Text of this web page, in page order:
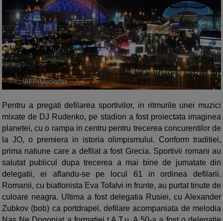
Pentru a pregati defilarea sportivilor, in ritmurile unei muzici
mixate de DJ Rudenko, pe stadion a fost proiectata imaginea
planetei, cu o rampa in centru pentru trecerea concurentilor de
la JO, o premiera in istoria olimpismului. Conform traditiei,
prima natiune care a defilat a fost Grecia. Sportivii romani au
salutat publicul dupa trecerea a mai bine de jumatate din
delegatii, ei aflandu-se pe locul 61 in ordinea defilarii.
Romanii, cu biatlonista Eva Tofalvi in frunte, au purtat tinute de
culoare neagra. Ultima a fost delegatia Rusiei, cu Alexander
Zubkov (bob) ca portdrapel, defilare acompaniata de melodia